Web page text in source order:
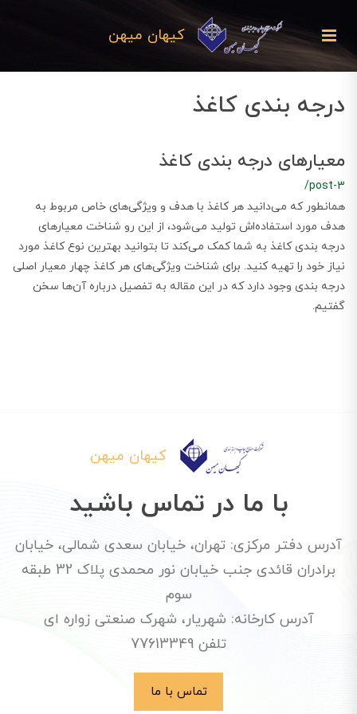
کیهان میهن
درجه بندی کاغذ
معیارهای درجه ‌بندی کاغذ
/post-3
همانطور که می‌دانید هر کاغذ با هدف و ویژگی‌های خاص مربوط به
هدف مورد استفاده‌اش تولید می‌شود، از این رو شناخت معیارهای
درجه بندی کاغذ به شما کمک می‌کند تا بتوانید بهترین نوع کاغذ مورد
نیاز خود را تهیه کنید. برای شناخت ویژگی‌های هر کاغذ چهار معیار اصلی
درجه بندی وجود دارد که در این مقاله به تفصیل درباره آن‌ها سخن
گفتیم.
کیهان میهن
با ما در تماس باشید
آدرس دفتر مرکزی: تهران، خیابان سعدی شمالی، خیابان
برادران قائدی جنب خیابان نور محمدی پلاک 32 طبقه
سوم
آدرس کارخانه: شهریار، شهرک صنعتی زواره ای
تلفن 77613349
تماس با ما